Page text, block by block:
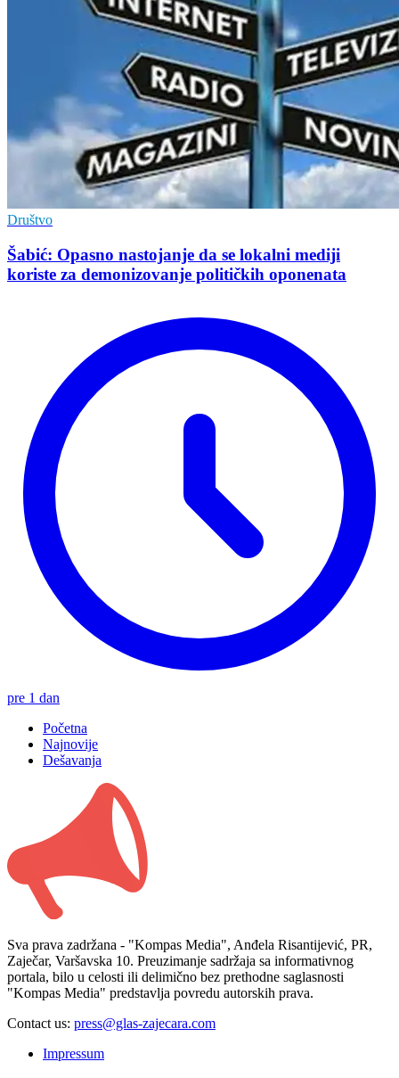
Društvo
Šabić: Opasno nastojanje da se lokalni mediji
koriste za demonizovanje političkih oponenata
pre 1 dan
Početna
Najnovije
Dešavanja
Sva prava zadržana - "Kompas Media", Anđela Risantijević, PR,
Zaječar, Varšavska 10. Preuzimanje sadržaja sa informativnog
portala, bilo u celosti ili delimično bez prethodne saglasnosti
"Kompas Media" predstavlja povredu autorskih prava.
Contact us: press@glas-zajecara.com
Impressum